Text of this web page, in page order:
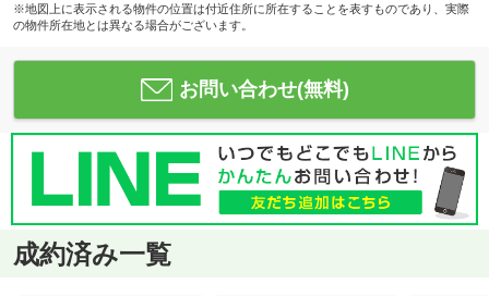
※地図上に表示される物件の位置は付近住所に所在することを表すものであり、実際
の物件所在地とは異なる場合がございます。
お問い合わせ(無料)
成約済み一覧